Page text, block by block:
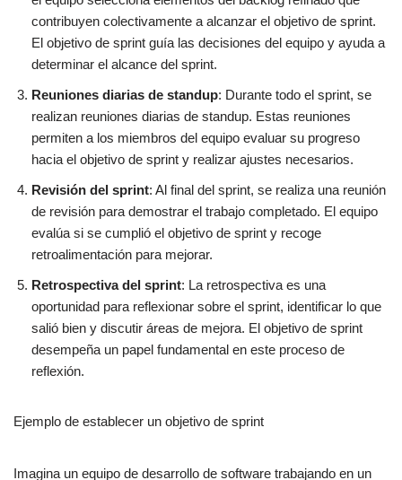
contribuyen colectivamente a alcanzar el objetivo de sprint.
El objetivo de sprint guía las decisiones del equipo y ayuda a
determinar el alcance del sprint.
Reuniones diarias de standup: Durante todo el sprint, se
realizan reuniones diarias de standup. Estas reuniones
permiten a los miembros del equipo evaluar su progreso
hacia el objetivo de sprint y realizar ajustes necesarios.
Revisión del sprint: Al final del sprint, se realiza una reunión
de revisión para demostrar el trabajo completado. El equipo
evalúa si se cumplió el objetivo de sprint y recoge
retroalimentación para mejorar.
Retrospectiva del sprint: La retrospectiva es una
oportunidad para reflexionar sobre el sprint, identificar lo que
salió bien y discutir áreas de mejora. El objetivo de sprint
desempeña un papel fundamental en este proceso de
reflexión.
Ejemplo de establecer un objetivo de sprint
Imagina un equipo de desarrollo de software trabajando en un